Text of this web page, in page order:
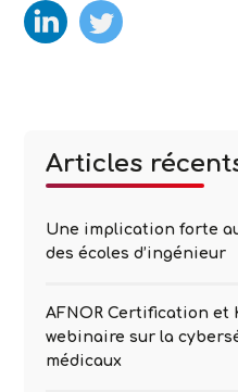
test test2
Articles
Une implication forte
des écoles d’ingénieur
AFNOR Certification et
webinaire sur la
médicaux